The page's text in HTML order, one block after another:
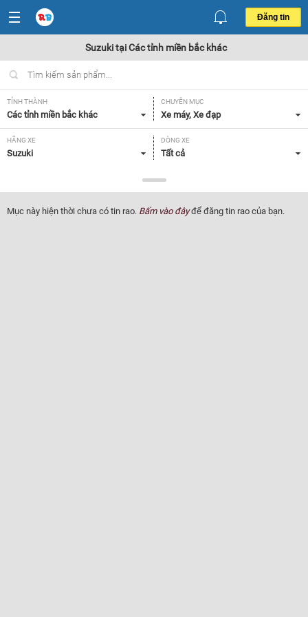
Đăng tin
Suzuki tại Các tỉnh miền bắc khác
TỈNH THÀNH
Các tỉnh miền bắc khác
CHUYÊN MỤC
Xe máy, Xe đạp
HÃNG XE
Suzuki
DÒNG XE
Tất cả
Tất cả
GIÁ
Tất cả
Mục này hiện thời chưa có tin rao. Bấm vào đâyđể đăng tin rao của bạn.